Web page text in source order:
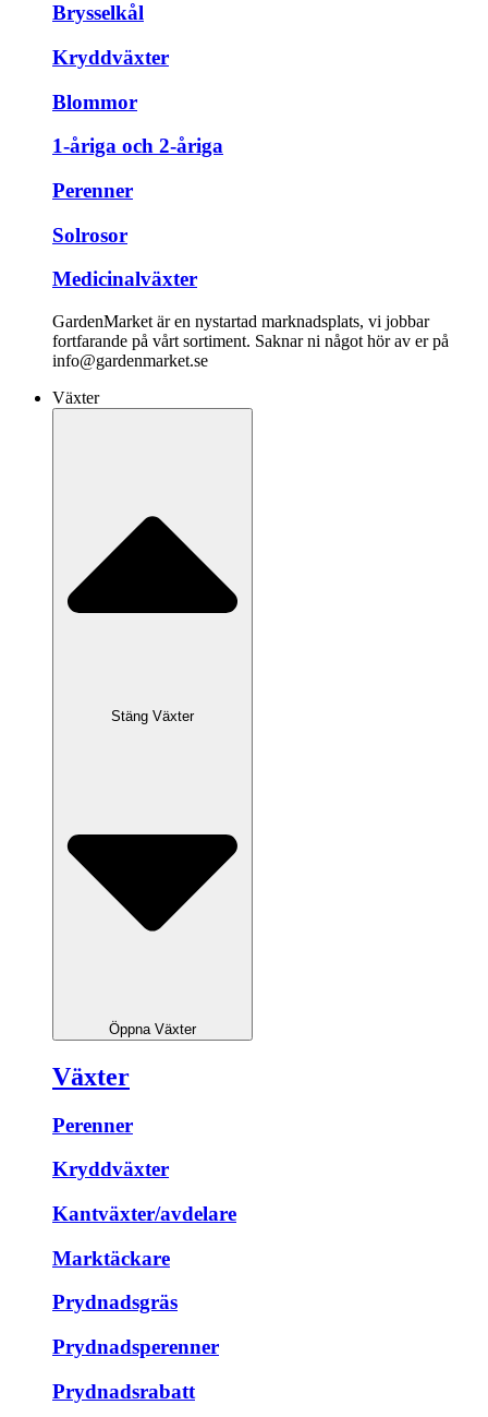
Brysselkål
Kryddväxter
Blommor
1-åriga och 2-åriga
Perenner
Solrosor
Medicinalväxter
GardenMarket är en nystartad marknadsplats, vi jobbar
fortfarande på vårt sortiment. Saknar ni något hör av er på
info@gardenmarket.se
Växter
Stäng Växter
Öppna Växter
Växter
Perenner
Kryddväxter
Kantväxter/avdelare
Marktäckare
Prydnadsgräs
Prydnadsperenner
Prydnadsrabatt